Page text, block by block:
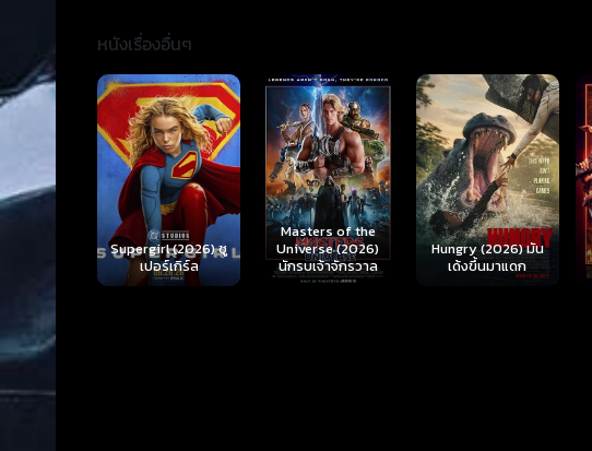
หนังเรื่องอื่นๆ
Masters of the
Universe (2026)
นักรบเจ้าจักรวาล
Hungry (2026) มัน
เด้งขึ้นมาแดก
Ready or Not 2:
Here I Come
(2026) เกมพร้อม
ตาย 2